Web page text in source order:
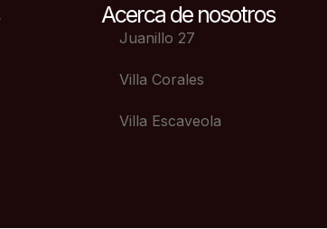
Acerca de nosotros
Juanillo 27
Villa Corales
Villa Escaveola